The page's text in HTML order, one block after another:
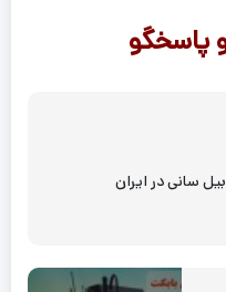
پاسخگو
سانی در ایران